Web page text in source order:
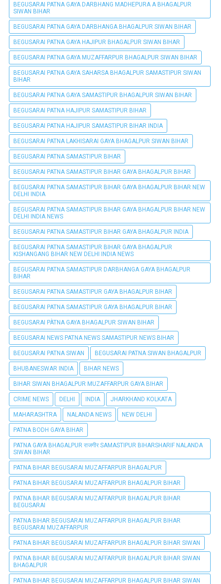
BEGUSARAI PATNA GAYA DARBHANG MADHEPURA A BHAGALPUR
SIWAN BIHAR
BEGUSARAI PATNA GAYA DARBHANGA BHAGALPUR SIWAN BIHAR
BEGUSARAI PATNA GAYA HAJIPUR BHAGALPUR SIWAN BIHAR
BEGUSARAI PATNA GAYA MUZAFFARPUR BHAGALPUR SIWAN BIHAR
BEGUSARAI PATNA GAYA SAHARSA BHAGALPUR SAMASTIPUR SIWAN
BIHAR
BEGUSARAI PATNA GAYA SAMASTIPUR BHAGALPUR SIWAN BIHAR
BEGUSARAI PATNA HAJIPUR SAMASTIPUR BIHAR
BEGUSARAI PATNA HAJIPUR SAMASTIPUR BIHAR INDIA
BEGUSARAI PATNA LAKHISARAI GAYA BHAGALPUR SIWAN BIHAR
BEGUSARAI PATNA SAMASTIPUR BIHAR
BEGUSARAI PATNA SAMASTIPUR BIHAR GAYA BHAGALPUR BIHAR
BEGUSARAI PATNA SAMASTIPUR BIHAR GAYA BHAGALPUR BIHAR NEW
DELHI INDIA
BEGUSARAI PATNA SAMASTIPUR BIHAR GAYA BHAGALPUR BIHAR NEW
DELHI INDIA NEWS
BEGUSARAI PATNA SAMASTIPUR BIHAR GAYA BHAGALPUR INDIA
BEGUSARAI PATNA SAMASTIPUR BIHAR GAYA BHAGALPUR
KISHANGANG BIHAR NEW DELHI INDIA NEWS
BEGUSARAI PATNA SAMASTIPUR DARBHANGA GAYA BHAGALPUR
BIHAR
BEGUSARAI PATNA SAMASTIPUR GAYA BHAGALPUR BIHAR
BEGUSARAI PATNA SAMASTIPUR GAYA BHAGALPUR BIHAR
BEGUSARAI PÀTNA GAYA BHAGALPUR SIWAN BIHAR
BEGUSARAI NEWS PATNA NEWS SAMASTIPUR NEWS BIHAR
BEGUSARAI PATNA SIWAN BEGUSARAI PATNA SIWAN BHAGALPUR
BHUBANESWAR INDIA BIHAR NEWS
BIHAR SIWAN BHAGALPUR MUZAFFARPUR GAYA BIHAR
CRIME NEWS DELHI INDIA JHARKHAND KOLKATA
MAHARASHTRA NALANDA NEWS NEW DELHI
PATNA BODH GAYA BIHAR
PATNA GAYA BHAGALPUR राजगीर SAMASTIPUR BIHARSHARIF NALANDA
SIWAN BIHAR
PATNA BIHAR BEGUSARAI MUZAFFARPUR BHAGALPUR
PATNA BIHAR BEGUSARAI MUZAFFARPUR BHAGALPUR BIHAR
PATNA BIHAR BEGUSARAI MUZAFFARPUR BHAGALPUR BIHAR
BEGUSARAI
PATNA BIHAR BEGUSARAI MUZAFFARPUR BHAGALPUR BIHAR
BEGUSARAI MUZAFFARPUR
PATNA BIHAR BEGUSARAI MUZAFFARPUR BHAGALPUR BIHAR SIWAN
PATNA BIHAR BEGUSARAI MUZAFFARPUR BHAGALPUR BIHAR SIWAN
BHAGALPUR
PATNA BIHAR BEGUSARAI MUZAFFARPUR BHAGALPUR BIHAR SIWAN